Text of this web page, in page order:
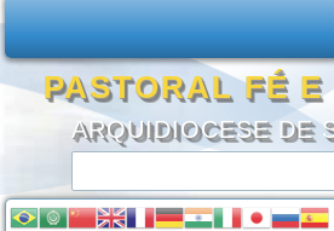
PASTORAL FÉ
ARQUIDIOCESE DE